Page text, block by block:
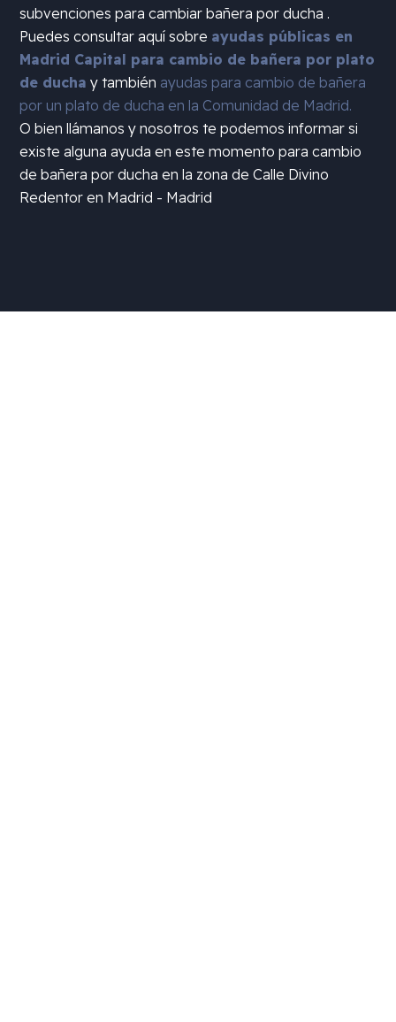
subvenciones para cambiar bañera por ducha .
Puedes consultar aquí sobre ayudas públicas en
Madrid Capital para cambio de bañera por plato
de ducha y también ayudas para cambio de bañera
por un plato de ducha en la Comunidad de Madrid.
O bien llámanos y nosotros te podemos informar si
existe alguna ayuda en este momento para cambio
de bañera por ducha en la zona deCalle Divino
Redentor en Madrid - Madrid